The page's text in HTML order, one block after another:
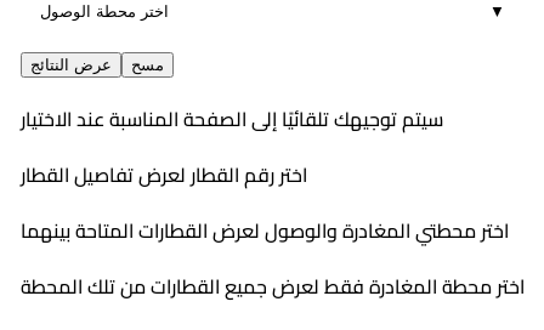
02:07٤:٣٠ PM
٧:١١ PM
9
▼
عرض النتائج مسح
سيتم توجيهك تلقائيًا إلى الصفحة المناسبة عند الاختيار
اختر رقم القطار لعرض تفاصيل القطار
اختر محطتي المغادرة والوصول لعرض القطارات المتاحة بينهما
اختر محطة المغادرة فقط لعرض جميع القطارات من تلك المحطة